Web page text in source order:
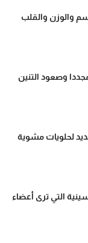
والوزن والقلب
مجددا وصعود التنين
لحلويات مشوية
التي ترى أعضاء